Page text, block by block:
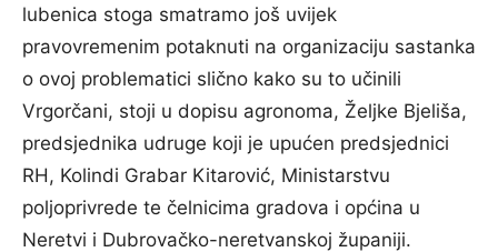
lubenica stoga smatramo još uvijek
pravovremenim potaknuti na organizaciju sastanka
o ovoj problematici slično kako su to učinili
Vrgorčani, stoji u dopisu agronoma, Željke Bjeliša,
predsjednika udruge koji je upućen predsjednici
RH, Kolindi Grabar Kitarović, Ministarstvu
poljoprivrede te čelnicima gradova i općina u
Neretvi i Dubrovačko-neretvanskoj županiji.